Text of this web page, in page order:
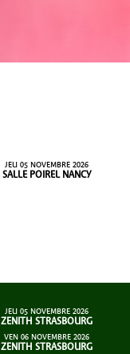
JEU 05 NOVEMBRE 2026
SALLE POIREL NANCY
JEU 05 NOVEMBRE 2026
ZENITH STRASBOURG
VEN 06 NOVEMBRE 2026
ZENITH STRASBOURG